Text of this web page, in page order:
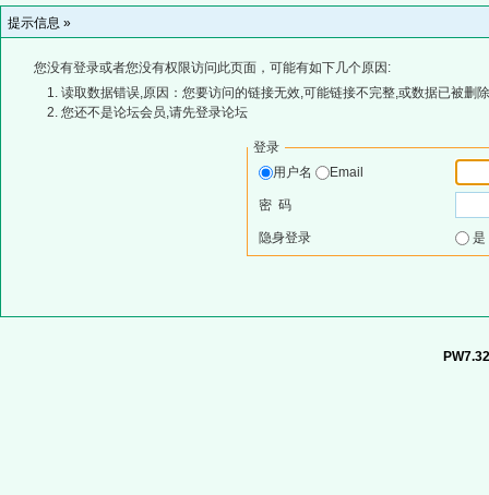
提示信息 »
您没有登录或者您没有权限访问此页面，可能有如下几个原因:
读取数据错误,原因：您要访问的链接无效,可能链接不完整,或数据已被删
您还不是论坛会员,请先登录论坛
登录
用户名
Email
密 码
隐身登录